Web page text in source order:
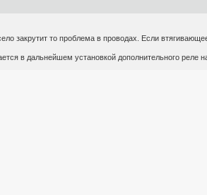
закрутит то проблема в проводах. Если
в дальнейшем установкой дополнительного реле